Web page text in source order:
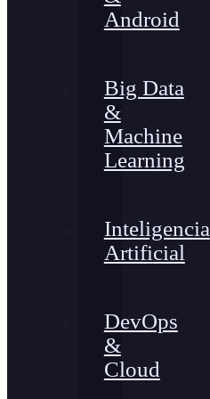
Android
Big Data
&
Machine
Learning
Inteligencia
Artificial
DevOps
&
Cloud